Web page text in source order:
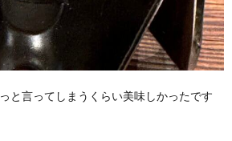
と言ってしまうくらい美味しかったです